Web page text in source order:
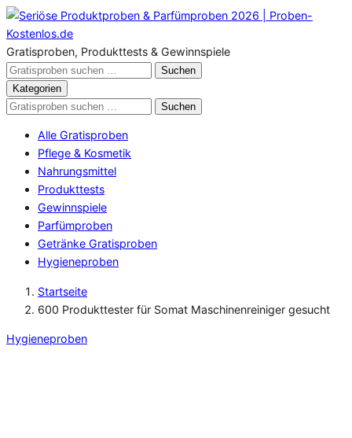
Zum
Inhalt
springen
Gratisproben, Produkttests & Gewinnspiele
Gratisproben
durchsuchen
Suchen
Kategorien
Gratisproben
Suchen
Alle Gratisproben
Pflege & Kosmetik
Nahrungsmittel
Produkttests
Gewinnspiele
Parfümproben
Getränke Gratisproben
Hygieneproben
Startseite
600 Produkttester für Somat Maschinenreiniger gesucht
Hygieneproben